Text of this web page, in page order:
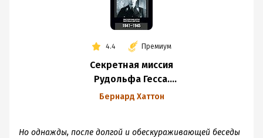
4.4 Премиум
Секретная миссия
Рудольфа Гесса.
Закулисные игры
Бернард Хаттон
Но однажды, после долгой и обескураживающей беседы